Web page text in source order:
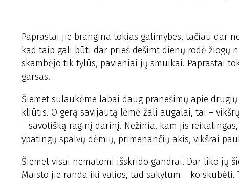
Paprastai jie brangina tokias galimybes, tačiau dar
kad taip gali būti dar prieš dešimt dienų rodė žiogų
skambėjo tik tylūs, pavieniai jų smuikai. Paprastai
garsas.
Šiemet sulaukėme labai daug pranešimų apie
kliūtis. O gerą savijautą lėmė žali augalai, tai –
– savotišką raginį darinį. Nežinia, kam jis
ypatingų spalvų dėmių, primenančių akis, vikšrai
Šiemet visai nematomi išskrido gandrai. Dar liko jų
Maisto jie randa iki valios, tad sakytum – ko